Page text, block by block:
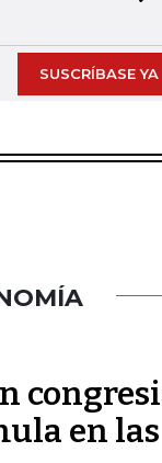
SUSCRÍBASE YA
en